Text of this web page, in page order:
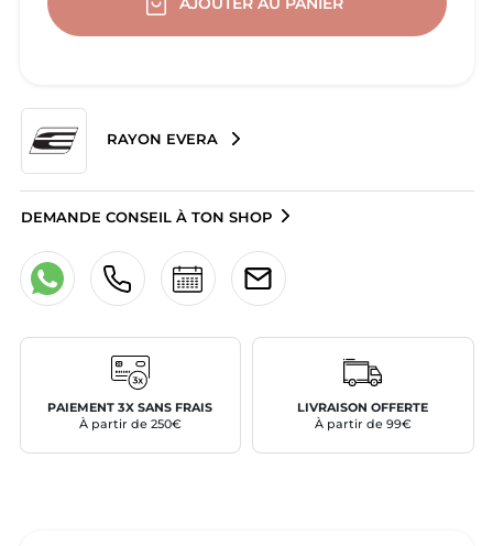
RAYON EVERA
DEMANDE CONSEIL À TON SHOP
PAIEMENT 3X SANS FRAIS
À partir de 250€
LIVRAISON OFFERTE
À partir de 99€